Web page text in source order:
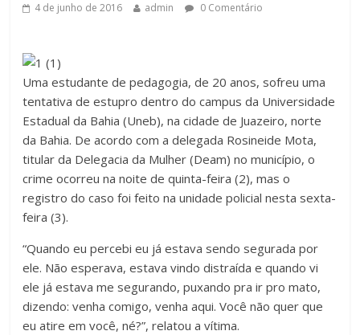
4 de junho de 2016 admin 0 Comentário
Uma estudante de pedagogia, de 20 anos, sofreu uma
tentativa de estupro dentro do campus da Universidade
Estadual da Bahia (Uneb), na cidade de Juazeiro, norte
da Bahia. De acordo com a delegada Rosineide Mota,
titular da Delegacia da Mulher (Deam) no município, o
crime ocorreu na noite de quinta-feira (2), mas o
registro do caso foi feito na unidade policial nesta sexta-
feira (3).
“Quando eu percebi eu já estava sendo segurada por
ele. Não esperava, estava vindo distraída e quando vi
ele já estava me segurando, puxando pra ir pro mato,
dizendo: venha comigo, venha aqui. Você não quer que
eu atire em você, né?”, relatou a vítima.